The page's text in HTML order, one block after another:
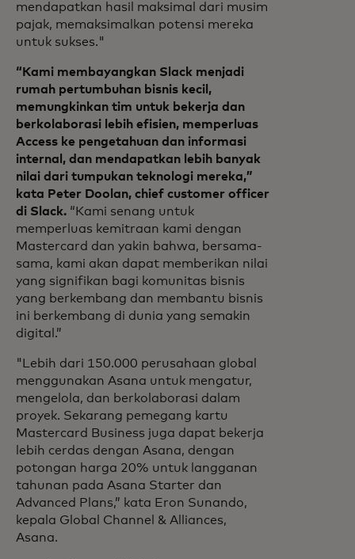
mendapatkan hasil maksimal dari musim
pajak, memaksimalkan potensi mereka
untuk sukses."
“Kami membayangkan Slack menjadi
rumah pertumbuhan bisnis kecil,
memungkinkan tim untuk bekerja dan
berkolaborasi lebih efisien, memperluas
Access ke pengetahuan dan informasi
internal, dan mendapatkan lebih banyak
nilai dari tumpukan teknologi mereka,”
kata Peter Doolan, chief customer officer
di Slack. “Kami senang untuk
memperluas kemitraan kami dengan
Mastercard dan yakin bahwa, bersama-
sama, kami akan dapat memberikan nilai
yang signifikan bagi komunitas bisnis
yang berkembang dan membantu bisnis
ini berkembang di dunia yang semakin
digital.”
"Lebih dari 150.000 perusahaan global
menggunakan Asana untuk mengatur,
mengelola, dan berkolaborasi dalam
proyek. Sekarang pemegang kartu
Mastercard Business juga dapat bekerja
lebih cerdas dengan Asana, dengan
potongan harga 20% untuk langganan
tahunan pada Asana Starter dan
Advanced Plans,” kata Eron Sunando,
kepala Global Channel & Alliances,
Asana.